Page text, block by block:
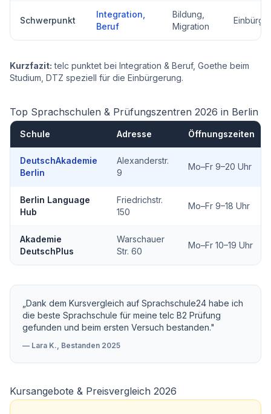
Schwerpunkt
Integration,
Beruf
Bildung,
Migration
Kurzfazit: telc punktet bei Integration & Beruf, Goethe beim
Studium, DTZ speziell für die Einbürgerung.
Top Sprachschulen & Prüfungszentren 2026 in Berlin
Schule Adresse Öffnungszeiten
DeutschAkademie
Berlin
Alexanderstr.
9
Mo–Fr 9–20 Uhr
Berlin Language
Hub
Friedrichstr.
150
Mo–Fr 9–18 Uhr
Akademie
DeutschPlus
Warschauer
Str. 60
Mo–Fr 10–19 Uhr
„Dank dem Kursvergleich auf Sprachschule24 habe ich
die beste Sprachschule für meine telc B2 Prüfung
gefunden und beim ersten Versuch bestanden."
— Lara K., Bestanden 2025
Kursangebote & Preisvergleich 2026